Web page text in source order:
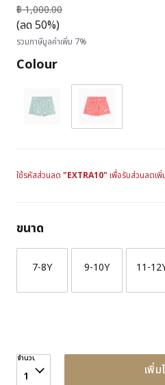
฿ 1,000.00
ถึง
(ลด 50%)
รวมภาษีมูลค่าเพิ่ม 7%
Colour
ใช้รหัสส่วนลด "EXTRA10" เพื่อรับส่วนลดเ
ขนาด
7-8Y 9-10Y 11-
จำนวน
1 เพิ่ม